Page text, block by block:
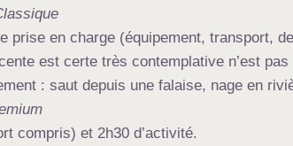
prise en charge (équipement, transport,
est certe très contemplative n’est
: saut depuis une falaise, nage en
compris) et 2h30 d’activité.